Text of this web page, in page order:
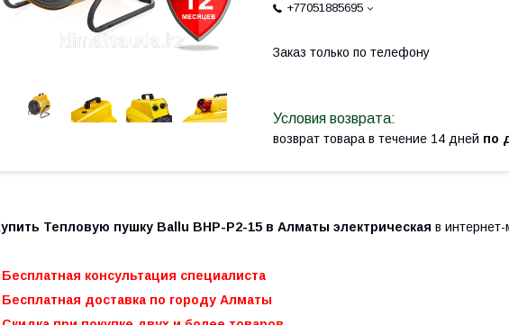
+77051885695
Заказ только по телефону
возврат товара в течение 14 дней по
Тепловую пушку Ballu BHP-P2-15 в Алматы электрическая в
Бесплатная консультация специалиста
Бесплатная доставка по городу Алматы